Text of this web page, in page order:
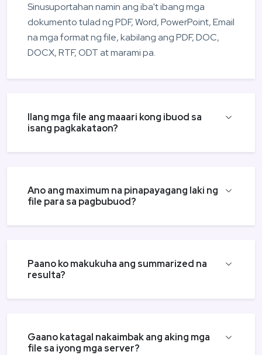
Sinusuportahan namin ang iba't ibang mga
dokumento tulad ng PDF, Word, PowerPoint, Email
na mga format ng file, kabilang ang PDF, DOC,
DOCX, RTF, ODT at marami pa.
Ilang mga file ang maaari kong ibuod sa
isang pagkakataon?
Ano ang maximum na pinapayagang laki ng
file para sa pagbubuod?
Paano ko makukuha ang summarized na
resulta?
Gaano katagal nakaimbak ang aking mga
file sa iyong mga server?